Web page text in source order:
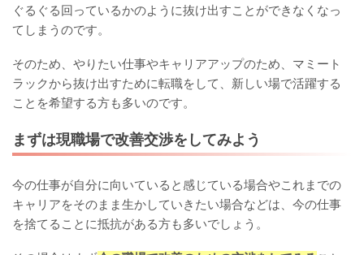
ぐるぐる回っているかのように抜け出すことができなくなっ
てしまうのです。
そのため、やりたい仕事やキャリアアップのため、マミート
ラックから抜け出すために転職をして、新しい場で活躍する
ことを希望する方も多いのです。
まずは現職場で改善交渉をしてみよう
今の仕事が自分に向いていると感じている場合やこれまでの
キャリアをそのまま生かしていきたい場合などは、今の仕事
を捨てることに抵抗がある方も多いでしょう。